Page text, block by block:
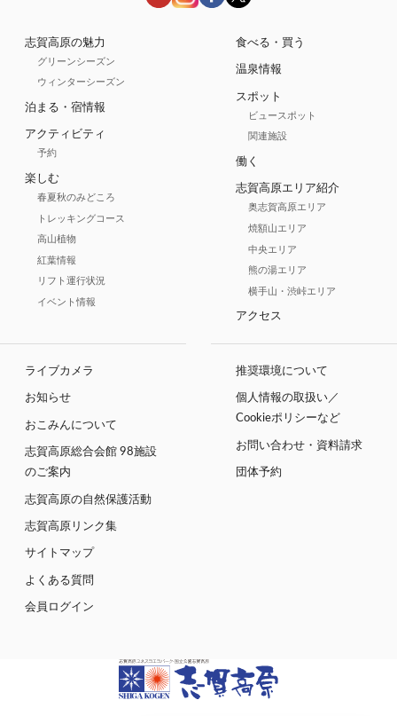
志賀高原の魅力
グリーンシーズン
ウィンターシーズン
泊まる・宿情報
アクティビティ
予約
楽しむ
春夏秋のみどころ
トレッキングコース
高山植物
紅葉情報
リフト運行状況
イベント情報
食べる・買う
温泉情報
スポット
ビュースポット
関連施設
働く
志賀高原エリア紹介
奥志賀高原エリア
焼額山エリア
中央エリア
熊の湯エリア
横手山・渋峠エリア
アクセス
ライブカメラ
お知らせ
おこみんについて
志賀高原総合会館 98施設
のご案内
志賀高原の自然保護活動
志賀高原リンク集
サイトマップ
よくある質問
会員ログイン
推奨環境について
個人情報の取扱い／
Cookieポリシーなど
お問い合わせ・資料請求
団体予約